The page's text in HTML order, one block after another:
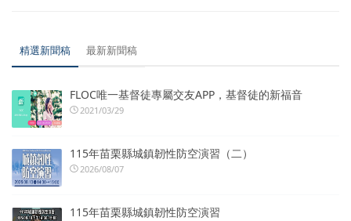
精選新聞稿 最新新聞稿
FLOC唯一基督徒專屬交友APP，基督徒的新福音
2021/03/29
115年苗栗縣城鎮韌性防空演習（二）
2026/08/07
115年苗栗縣城鎮韌性防空演習